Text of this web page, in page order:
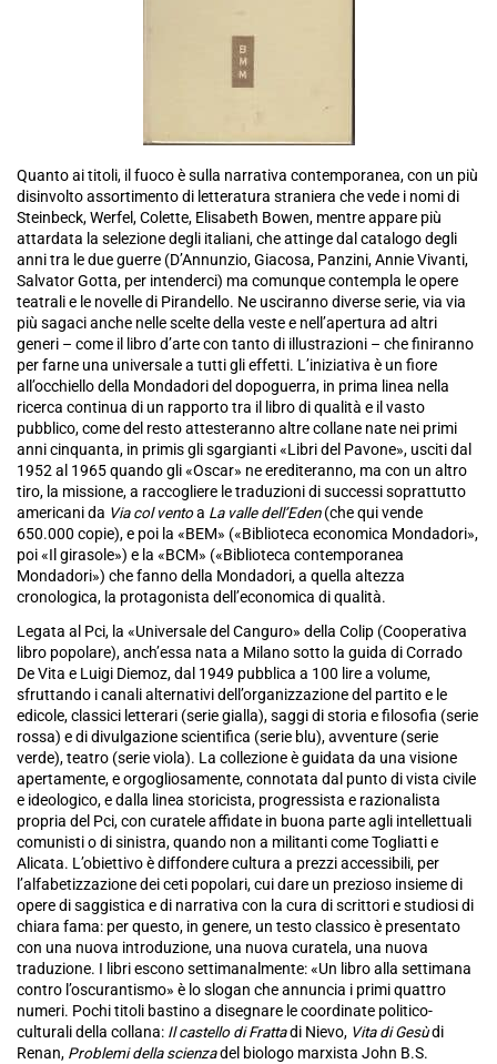
Quanto ai titoli, il fuoco è sulla narrativa contemporanea, con un più
disinvolto assortimento di letteratura straniera che vede i nomi di
Steinbeck, Werfel, Colette, Elisabeth Bowen, mentre appare più
attardata la selezione degli italiani, che attinge dal catalogo degli
anni tra le due guerre (D’Annunzio, Giacosa, Panzini, Annie Vivanti,
Salvator Gotta, per intenderci) ma comunque contempla le opere
teatrali e le novelle di Pirandello. Ne usciranno diverse serie, via via
più sagaci anche nelle scelte della veste e nell’apertura ad altri
generi – come il libro d’arte con tanto di illustrazioni – che finiranno
per farne una universale a tutti gli effetti. L’iniziativa è un fiore
all’occhiello della Mondadori del dopoguerra, in prima linea nella
ricerca continua di un rapporto tra il libro di qualità e il vasto
pubblico, come del resto attesteranno altre collane nate nei primi
anni cinquanta, in primis gli sgargianti «Libri del Pavone», usciti dal
1952 al 1965 quando gli «Oscar» ne erediteranno, ma con un altro
tiro, la missione, a raccogliere le traduzioni di successi soprattutto
americani da Via col ventoa La valle dell’Eden(che qui vende
650.000 copie), e poi la «BEM» («Biblioteca economica Mondadori»,
poi «Il girasole») e la «BCM» («Biblioteca contemporanea
Mondadori») che fanno della Mondadori, a quella altezza
cronologica, la protagonista dell’economica di qualità.
Legata al Pci, la «Universale del Canguro» della Colip (Cooperativa
libro popolare), anch’essa nata a Milano sotto la guida di Corrado
De Vita e Luigi Diemoz, dal 1949 pubblica a 100 lire a volume,
sfruttando i canali alternativi dell’organizzazione del partito e le
edicole, classici letterari (serie gialla), saggi di storia e filosofia (serie
rossa) e di divulgazione scientifica (serie blu), avventure (serie
verde), teatro (serie viola). La collezione è guidata da una visione
apertamente, e orgogliosamente, connotata dal punto di vista civile
e ideologico, e dalla linea storicista, progressista e razionalista
propria del Pci, con curatele affidate in buona parte agli intellettuali
comunisti o di sinistra, quando non a militanti come Togliatti e
Alicata. L’obiettivo è diffondere cultura a prezzi accessibili, per
l’alfabetizzazione dei ceti popolari, cui dare un prezioso insieme di
opere di saggistica e di narrativa con la cura di scrittori e studiosi di
chiara fama: per questo, in genere, un testo classico è presentato
con una nuova introduzione, una nuova curatela, una nuova
traduzione. I libri escono settimanalmente: «Un libro alla settimana
contro l’oscurantismo» è lo slogan che annuncia i primi quattro
numeri. Pochi titoli bastino a disegnare le coordinate politico-
culturali della collana: Il castello di Frattadi Nievo, Vita di Gesùdi
Renan, Problemi della scienzadel biologo marxista John B.S.